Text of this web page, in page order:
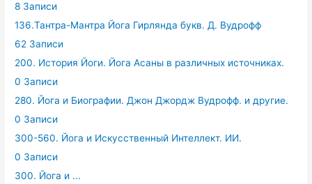
8 Записи
136.Тантра-Мантра Йога Гирлянда букв. Д. Вудрофф
62 Записи
200. История Йоги. Йога Асаны в различных источниках.
0 Записи
280. Йога и Биографии. Джон Джордж Вудрофф. и другие.
0 Записи
300-560. Йога и Искусственный Интеллект. ИИ.
0 Записи
300. Йога и ...